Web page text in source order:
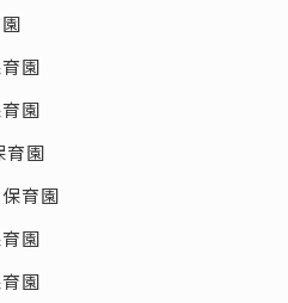
園
園
育園
育園
園
園